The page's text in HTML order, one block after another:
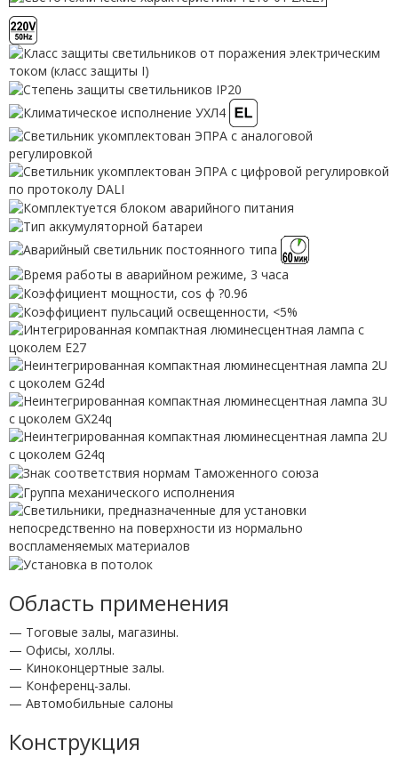
Область применения
— Тоговые залы, магазины.
— Офисы, холлы.
— Киноконцертные залы.
— Конференц-залы.
— Автомобильные салоны
Конструкция